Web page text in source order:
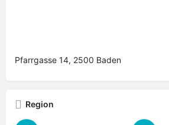
Pfarrgasse 14, 2500 Baden
Region